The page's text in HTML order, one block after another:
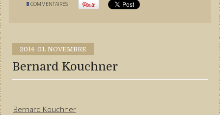
8 COMMENTAIRES
2014. 01. NOVEMBRE
Bernard Kouchner
Bernard Kouchner